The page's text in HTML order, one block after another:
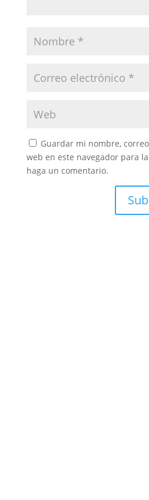
Guardar mi nombre,
web en este navegador para
haga un comentario.